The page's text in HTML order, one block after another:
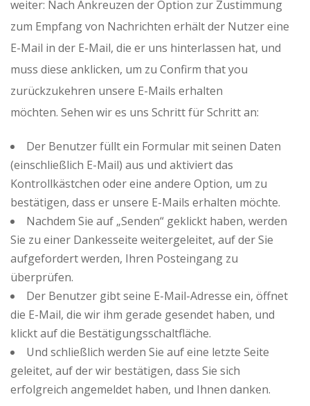
weiter: Nach Ankreuzen der Option zur Zustimmung
zum Empfang von Nachrichten erhält der Nutzer eine
E-Mail in der E-Mail, die er uns hinterlassen hat, und
muss diese anklicken, um zu Confirm that you
zurückzukehren unsere E-Mails erhalten
möchten. Sehen wir es uns Schritt für Schritt an:
Der Benutzer füllt ein Formular mit seinen Daten
(einschließlich E-Mail) aus und aktiviert das
Kontrollkästchen oder eine andere Option, um zu
bestätigen, dass er unsere E-Mails erhalten möchte.
Nachdem Sie auf „Senden“ geklickt haben, werden
Sie zu einer Dankesseite weitergeleitet, auf der Sie
aufgefordert werden, Ihren Posteingang zu
überprüfen.
Der Benutzer gibt seine E-Mail-Adresse ein, öffnet
die E-Mail, die wir ihm gerade gesendet haben, und
klickt auf die Bestätigungsschaltfläche.
Und schließlich werden Sie auf eine letzte Seite
geleitet, auf der wir bestätigen, dass Sie sich
erfolgreich angemeldet haben, und Ihnen danken.